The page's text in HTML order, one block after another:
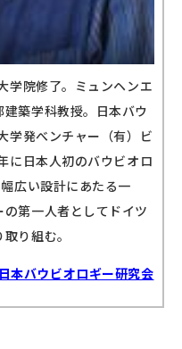
学院修了。ミュンヘンエ
築学科教授。日本バウ
学発べンチャー（有）ビ
に日本人初のバウビオロ
広い設計にあたる一
第一人者としてドイツ
り組む。
日本バウビオロギー研究会